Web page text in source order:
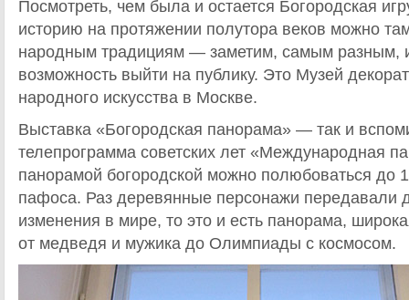
Посмотреть, чем была и остается Богородская
историю на протяжении полутора веков можно
народным традициям — заметим, самым разным,
возможность выйти на публику. Это Музей
народного искусства в Москве.
Выставка «Богородская панорама» — так и
телепрограмма советских лет «Международная
панорамой богородской можно полюбоваться до
пафоса. Раз деревянные персонажи передавали
изменения в мире, то это и есть панорама,
от медведя и мужика до Олимпиады с космосом.